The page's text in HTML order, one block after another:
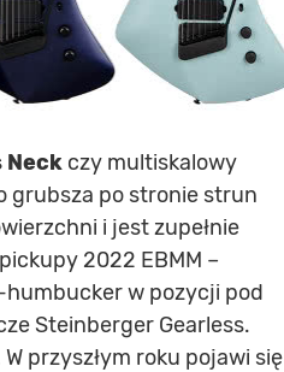
Neck czy multiskalowy
grubsza po stronie strun
i jest zupełnie
2022 EBMM –
w pozycji pod
Steinberger Gearless.
przyszłym roku pojawi się